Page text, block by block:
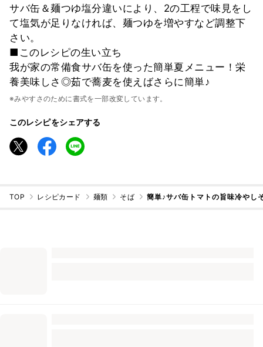
サバ缶＆麺つゆ塩分違いにより、2の工程で味見をし
て塩気が足りなければ、麺つゆを増やすなど調整下
さい。
■このレシピの生い立ち
我が家の常備食サバ缶を使った簡単夏メニュー！栄
養美味しさ◎茹で蕎麦を使えばさらに簡単♪
※みやすさのために書式を一部改変しています。
このレシピをシェアする
TOP レシピカード 麺類 そば 簡単♪サバ缶トマトの旨味冷やし